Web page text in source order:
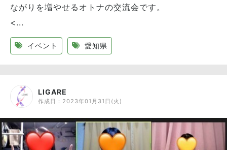
ながりを増やせるオトナの交流会です。
<...
イベント 愛知県
LIGARE
作成日： 2023年01月31日(火)